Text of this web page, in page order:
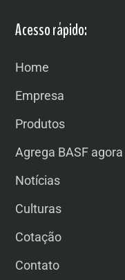
Acesso rápido:
Home
Empresa
Produtos
Agrega BASF
Notícias
Culturas
Cotação
Contato